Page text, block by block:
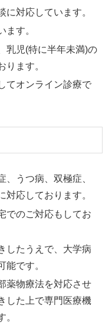
に対応しています。
ます。
乳児(特に半年未満)の
ります。
てオンライン診療で
、うつ病、双極症、
対応しております。
でのご対応もしてお
したうえで、大学病
能です。
薬物療法を対応させ
した上で専門医療機
。